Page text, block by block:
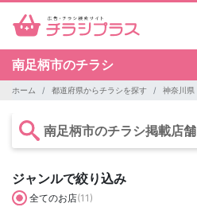
南足柄市のチラシ
ホーム 都道府県からチラシを探す 神奈川県
南足柄市のチラシ掲載店舗
ジャンルで絞り込み
全てのお店(11)